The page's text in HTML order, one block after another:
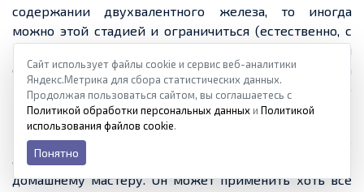
содержании двухвалентного железа, то иногда
можно этой стадией и ограничиться (естественно, с
последующей механической фильтрацией
образующегося нерастворимого осадка). Вода
получится вполне пригодной для любого
потребления.
Кстати, как можно заметить, в таких случаях создать
аэрационную установку – вполне по силам умелому
домашнему мастеру. Он может применить хоть все
Сайт использует файлы cookie и сервис веб-аналитики
Яндекс.Метрика для сбора статистических данных.
Продолжая пользоваться сайтом, вы соглашаетесь с
Политикой обработки персональных данных и Политикой
использования файлов cookie.
Понятно